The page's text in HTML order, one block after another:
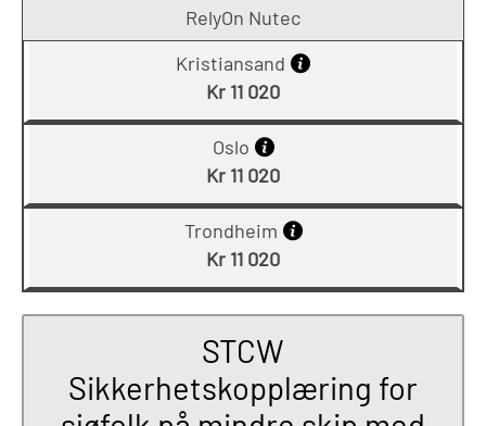
RelyOn Nutec
Kristiansand
Kr 11 020
Oslo
Kr 11 020
Trondheim
Kr 11 020
STCW
Sikkerhetskopplæring for